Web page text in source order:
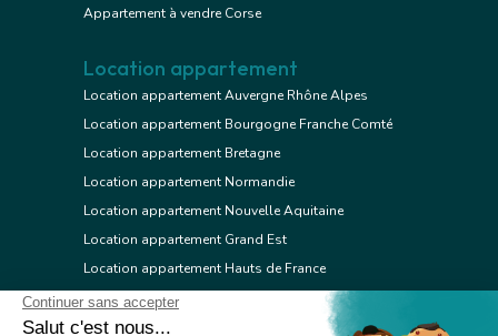
Appartement à vendre Corse
Location appartement
Location appartement Auvergne Rhône Alpes
Location appartement Bourgogne Franche Comté
Location appartement Bretagne
Location appartement Normandie
Location appartement Nouvelle Aquitaine
Location appartement Grand Est
Location appartement Hauts de France
Location appartement Ile de France
Location appartement Centre Val de Loire